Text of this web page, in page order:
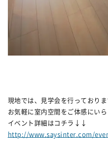
現地では、見学会を行っており
お気軽に室内空間をご体感にい
イベント詳細はコチラ↓↓
http://www.saysinter.com/